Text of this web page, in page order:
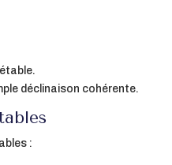
déclinaison cohérente.
: